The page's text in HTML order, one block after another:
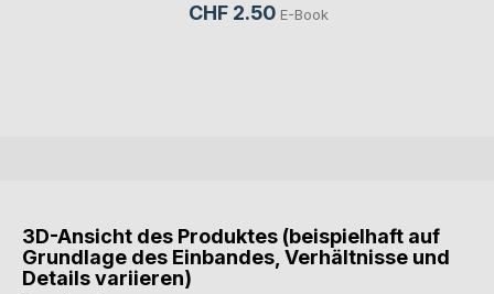
CHF 2.50 E-Book
3D-Ansicht des Produktes (beispielhaft auf
Grundlage des Einbandes, Verhältnisse und
Details variieren)